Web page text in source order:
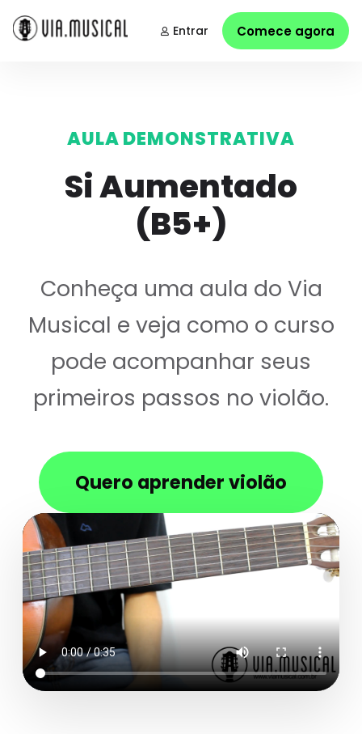
Entrar Comece agora
AULA DEMONSTRATIVA
Si Aumentado
(B5+)
Conheça uma aula do Via
Musical e veja como o curso
pode acompanhar seus
primeiros passos no violão.
Quero aprender violão